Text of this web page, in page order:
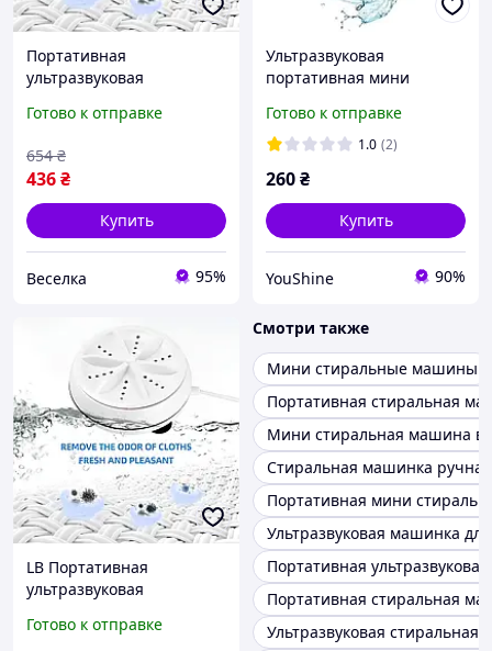
Портативная
ультразвуковая
путешествий и дома
эффективная FLAME
Готово к отправке
436₴
654 ₴
Купить
Веселка 95%
Ультразвуковая
портативная мини
Turbine Wash Ultrasonic
работае от USB YU227
Готово к отправке
1.0 (2)
260₴
Купить
YouShine 90%
LB Портативная
ультразвуковая
машинка MA-2 USB для
Готово к отправке
Смотри также
Мини стиральные машины
Портативная стиральная
Мини стиральная машина
Стиральная машинка ручная
Портативная мини
Ультразвуковая машинка
Портативная
Портативная стиральная
Ультразвуковая стиральная